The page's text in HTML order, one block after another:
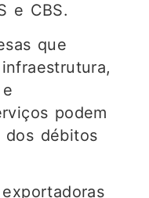
e CBS.
que
podem
dos débitos